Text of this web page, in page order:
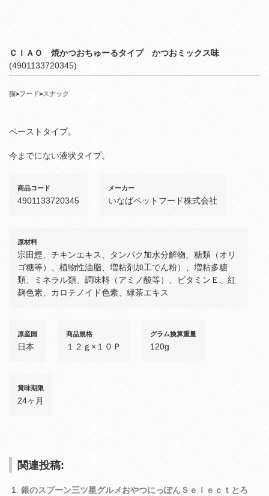
ＣＩＡＯ 焼かつおちゅーるタイプ かつおミックス味
(4901133720345)
猫>フード>スナック
ペーストタイプ。
今までにない液状タイプ。
商品コード
4901133720345
メーカー
いなばペットフード株式会社
原材料
宗田鰹、チキンエキス、タンパク加水分解物、糖類（オリ
ゴ糖等）、植物性油脂、増粘剤加工でん粉）、増粘多糖
類、ミネラル類、調味料（アミノ酸等）、ビタミンＥ、紅
麹色素、カロテノイド色素、緑茶エキス
原産国
日本
商品規格
１２ｇ×１０Ｐ
グラム換算重量
120g
賞味期限
24ヶ月
関連投稿:
銀のスプーン三ツ星グルメおやつにっぽんＳｅｌｅｃｔとろ